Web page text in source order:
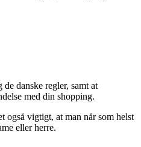
danske regler, samt at
med din shopping.
også vigtigt, at man når som helst
eller herre.